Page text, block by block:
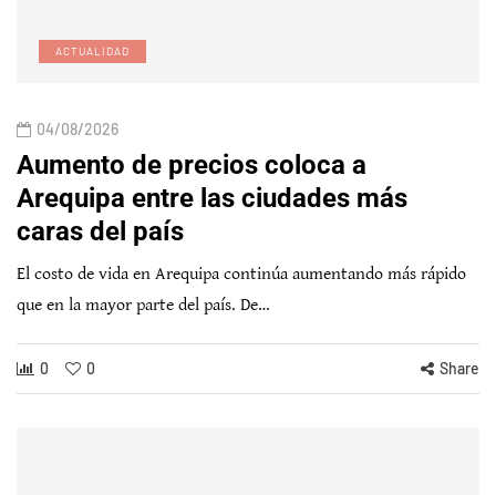
ACTUALIDAD
04/08/2026
Aumento de precios coloca a
Arequipa entre las ciudades más
caras del país
El costo de vida en Arequipa continúa aumentando más rápido
que en la mayor parte del país. De…
0 0 Share